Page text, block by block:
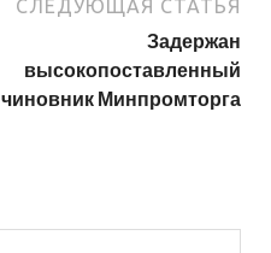
СЛЕДУЮЩАЯ СТАТЬЯ
Задержан
высокопоставленный
чиновник Минпромторга